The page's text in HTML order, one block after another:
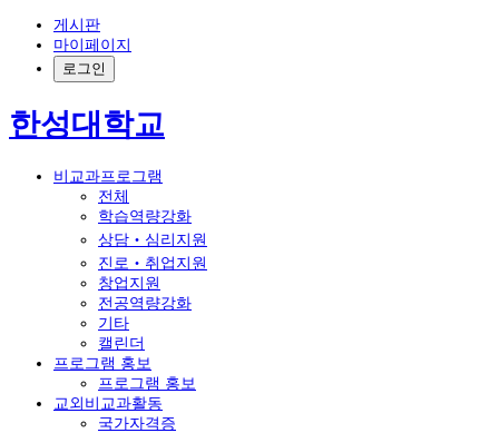
게시판
마이페이지
로그인
한성대학교
비교과프로그램
전체
학습역량강화
상담‧심리지원
진로‧취업지원
창업지원
전공역량강화
기타
캘린더
프로그램 홍보
프로그램 홍보
교외비교과활동
국가자격증